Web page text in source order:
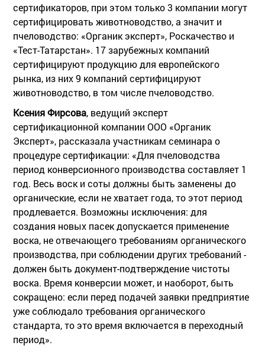
сертификаторов, при этом только 3 компании могут
сертифицировать животноводство, а значит и
пчеловодство: «Органик эксперт», Роскачество и
«Тест-Татарстан». 17 зарубежных компаний
сертифицируют продукцию для европейского
рынка, из них 9 компаний сертифицируют
животноводство, в том числе пчеловодство.
Ксения Фирсова, ведущий эксперт
сертификационной компании ООО «Органик
Эксперт», рассказала участникам семинара о
процедуре сертификации: «Для пчеловодства
период конверсионного производства составляет 1
год. Весь воск и соты должны быть заменены до
органические, если не хватает года, то этот период
продлевается. Возможны исключения: для
создания новых пасек допускается применение
воска, не отвечающего требованиям органического
производства, при соблюдении других требований -
должен быть документ-подтверждение чистоты
воска. Время конверсии может, и наоборот, быть
сокращено: если перед подачей заявки предприятие
уже соблюдало требования органического
стандарта, то это время включается в переходный
период».